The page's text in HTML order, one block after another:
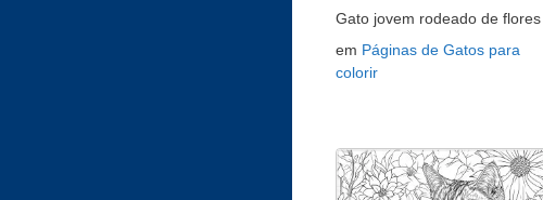
Gato jovem rodeado de flores
em Páginas de Gatos para
colorir